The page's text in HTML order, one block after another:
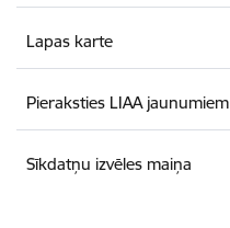
Lapas karte
Pieraksties LIAA jaunumiem
Sīkdatņu izvēles maiņa